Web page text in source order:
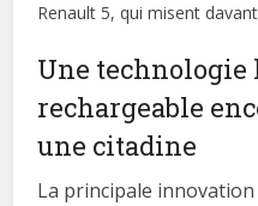
Renault 5, qui misent
Une technologie
rechargeable
une citadine
La principale